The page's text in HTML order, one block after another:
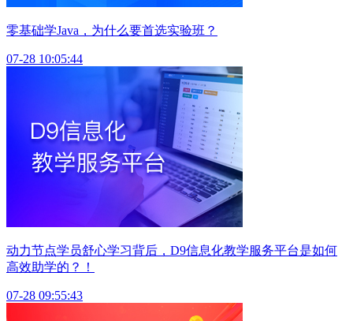
零基础学Java，为什么要首选实验班？
07-28 10:05:44
动力节点学员舒心学习背后，D9信息化教学服务平台是如何
高效助学的？！
07-28 09:55:43